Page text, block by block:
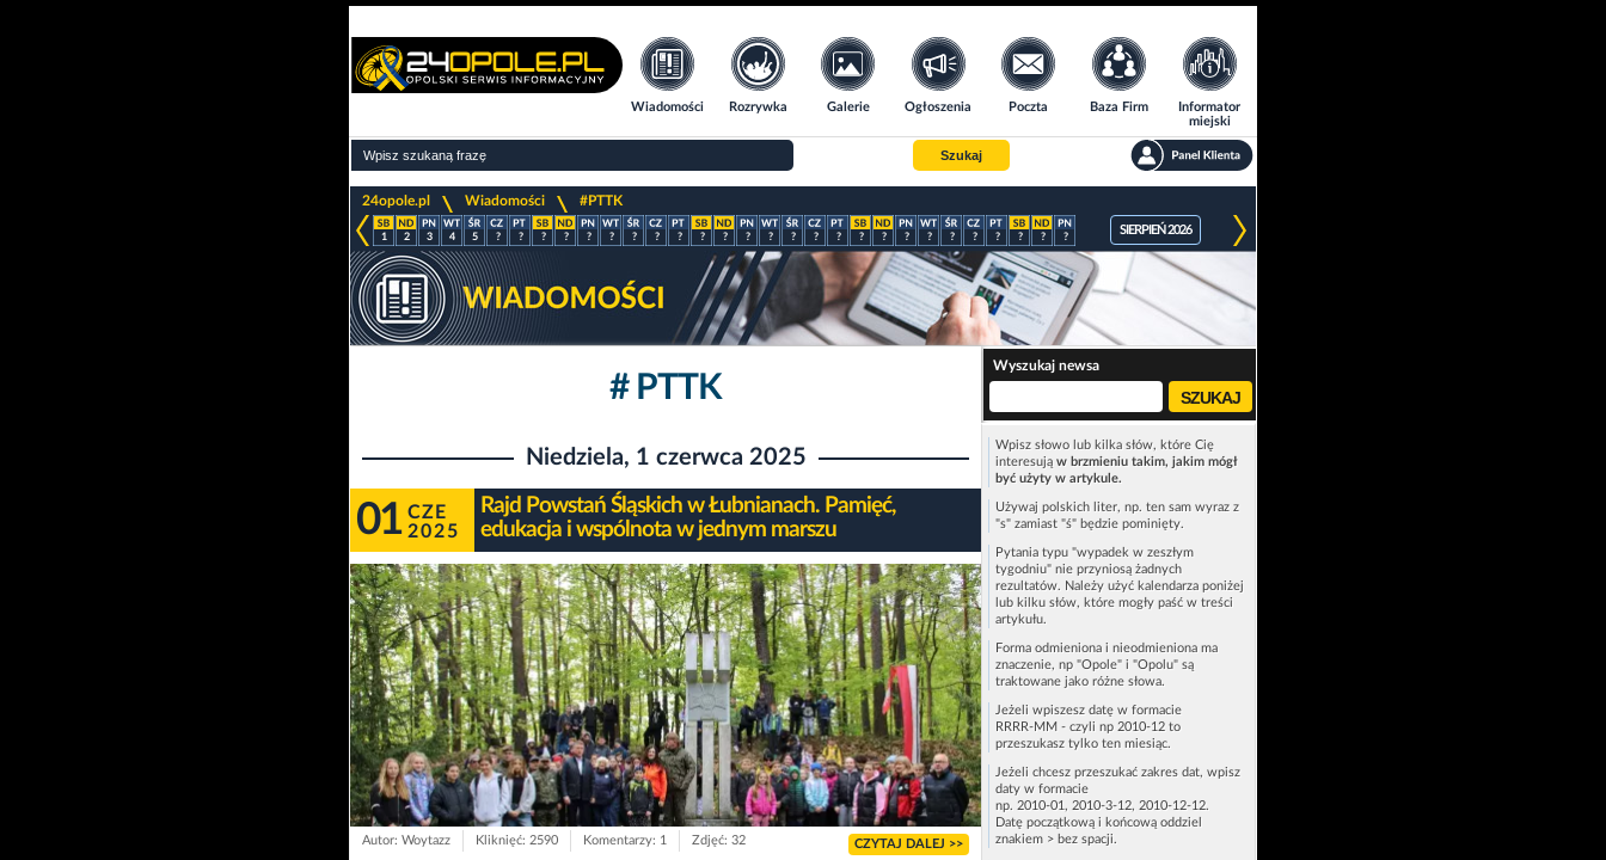
Wiadomości Rozrywka Galerie Ogłoszenia Poczta Baza Firm
Informator
miejski
Szukaj
24opole.pl
>
Wiadomości
>
#PTTK
1 2 3 4 5 ? ? ? ? ? ? ? ? ? ? ? ? ? ? ? ? ? ? ? ? ? ? ? ? ? ?
SIERPIEŃ 2026
# PTTK
Niedziela, 1 czerwca 2025
01 CZE
2025
Rajd Powstań Śląskich w Łubnianach. Pamięć,
edukacja i wspólnota w jednym marszu
Autor: Woytazz Kliknięć: 2590 Komentarzy: 1 Zdjęć: 32 CZYTAJ DALEJ >>
Wyszukaj newsa
Wpisz słowo lub kilka słów, które Cię
interesują w brzmieniu takim, jakim mógł
być użyty w artykule.
Używaj polskich liter, np. ten sam wyraz z
"s" zamiast "ś" będzie pominięty.
Pytania typu "wypadek w zeszłym
tygodniu" nie przyniosą żadnych
rezultatów. Należy użyć kalendarza poniżej
lub kilku słów, które mogły paść w treści
artykułu.
Forma odmieniona i nieodmieniona ma
znaczenie, np "Opole" i "Opolu" są
traktowane jako różne słowa.
Jeżeli wpiszesz datę w formacie
RRRR-MM - czyli np 2010-12 to
przeszukasz tylko ten miesiąc.
Jeżeli chcesz przeszukać zakres dat, wpisz
daty w formacie
np. 2010-01, 2010-3-12, 2010-12-12.
Datę początkową i końcową oddziel
znakiem > bez spacji.